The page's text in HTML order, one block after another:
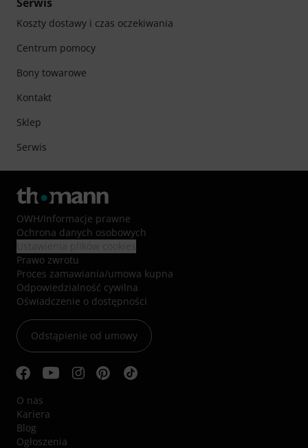
Koszty dostawy i czas oczekiwania
Centrum pomocy
Bony towarowe
Kontakt
Sklep
Serwis
OWH/Informacje prawne
Ochrona danych osobowych
Prawo zwrotu
Proces zamawiania/umowa kupna
Odpowiedzialność cywilna
Oświadczenie o dostępności
Odstąpienie od umowy
O nas
Kariera
Blog
Ogłoszenia